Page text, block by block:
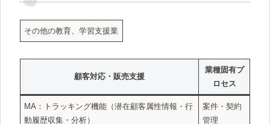
その他の教育、学習支援業
顧客対応・販売支援
業種固有プ
ロセス
MA：トラッキング機能（潜在顧客属性情報・行
動履歴収集・分析）
案件・契約
管理